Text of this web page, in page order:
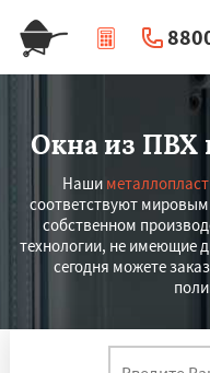
|
Окна из ПВХ
Наши
соответствуют
собственном
технологии, не имеющие
сегодня можете